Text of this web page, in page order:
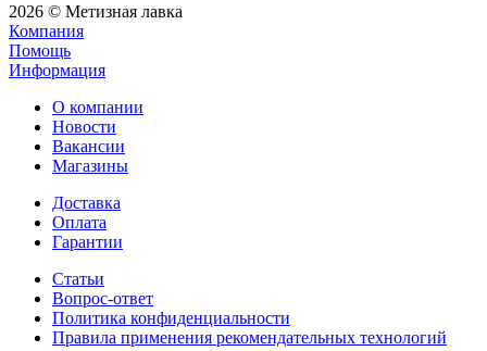
2026 © Метизная лавка
Компания
Помощь
Информация
О компании
Новости
Вакансии
Магазины
Доставка
Оплата
Гарантии
Статьи
Вопрос-ответ
Политика конфиденциальности
Правила применения рекомендательных технологий